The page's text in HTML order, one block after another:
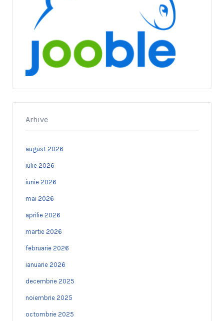
Arhive
august 2026
iulie 2026
iunie 2026
mai 2026
aprilie 2026
martie 2026
februarie 2026
ianuarie 2026
decembrie 2025
noiembrie 2025
octombrie 2025